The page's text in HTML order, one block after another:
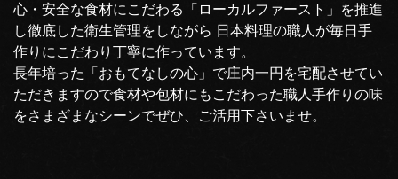
心・安全な食材にこだわる「ローカルファースト」を推進
し徹底した衛生管理をしながら 日本料理の職人が毎日手
作りにこだわり丁寧に作っています。
長年培った「おもてなしの心」で庄内一円を宅配させてい
ただきますので食材や包材にもこだわった職人手作りの味
をさまざまなシーンでぜひ、ご活用下さいませ。